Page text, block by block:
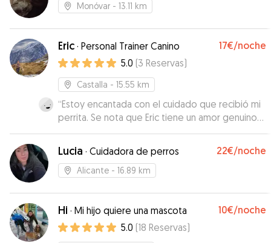
Monóvar - 13.11 km
Eric · Personal Trainer Canino 17€/noche
5.0 (3 Reservas)
Castalla - 15.55 km
“Estoy encantada con el cuidado que recibió mi
perrita. Se nota que Eric tiene un amor genuino
por los animales. Ha sido muy atento,
responsable y cariñoso en todo momento. Me
mantuvo informada con fotos, vídeos y
mensajes, y Kira a regresado feliz y tranquila. Sin
Lucia · Cuidadora de perros 22€/noche
Alicante - 16.89 km
Hi · Mi hijo quiere una mascota 10€/noche
5.0 (18 Reservas)